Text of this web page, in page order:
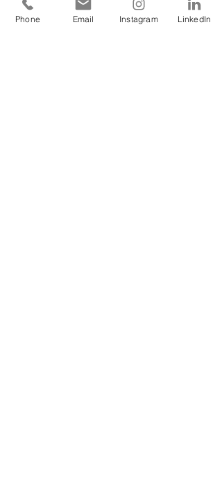
interés, categorización según criterios
relevantes para la Corte y estadística;
Phone Email Instagram LinkedIn